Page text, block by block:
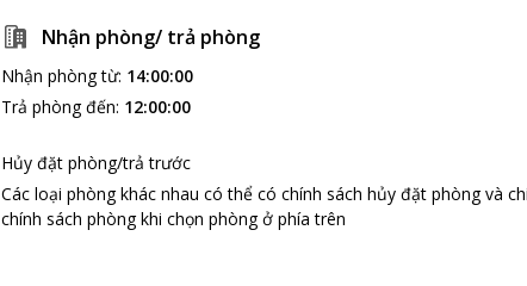
Nhận phòng/ trả phòng
Nhận phòng từ: 14:00:00
Trả phòng đến: 12:00:00
Hủy đặt phòng/trả trước
Các loại phòng khác nhau có thể có chính sách hủy đặt phòng và
chính sách phòng khi chọn phòng ở phía trên